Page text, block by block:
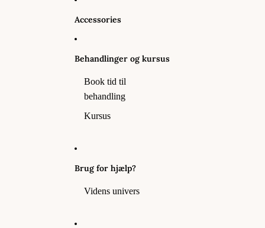
Accessories
Behandlinger og kursus
Book tid til
behandling
Kursus
Brug for hjælp?
Videns univers